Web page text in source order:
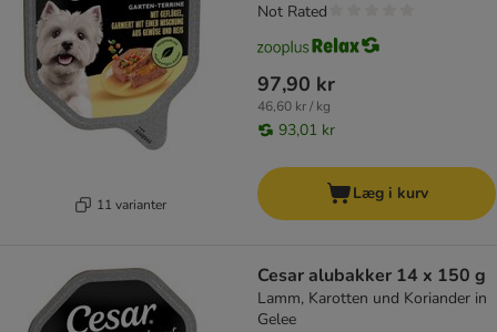
11 varianter
97,90 kr
46,60 kr / kg
93,01 kr
Not Rated
Læg i kurv
Cesar alubakker 14 x 150 g
Lamm, Karotten und Koriander in
Gelee